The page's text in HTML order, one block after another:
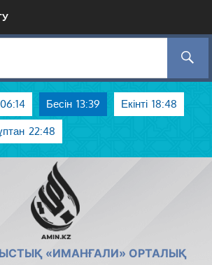
06:14 Бесін 13:39 Екінті 18:48
22:48
«ИМАНҒАЛИ» ОРТАЛЫҚ